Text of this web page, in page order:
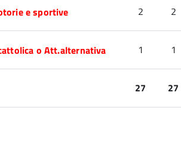
e sportive 2 2
o Att.alternativa 1 1
27 27